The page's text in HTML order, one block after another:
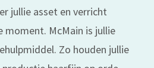
jullie asset en verricht
moment. McMain is jullie
Zo houden jullie